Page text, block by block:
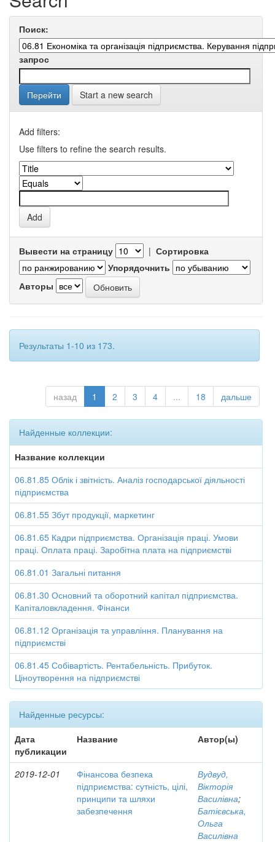
Поиск:
запрос
Start a new search
Add filters:
Use filters to refine the search results.
Вывести на страницу | Сортировка
Упорядочнить
Авторы
Результаты 1-10 из 173.
назад 1 2 3 4 ... 18 дальше
Найденные коллекции:
Название коллекции
06.81.85 Облік і звітність. Аналіз господарської діяльності
підприємства
06.81.55 Збут продукції, маркетинг
06.81.65 Кадри підприємства. Організація праці. Умови
праці. Оплата праці. Заробітна плата на підприємстві
06.81.01 Загальні питання
06.81.30 Основний та оборотний капітал підприємства.
Капіталовкладення. Фінанси
06.81.12 Організація та управління. Планування на
підприємстві
06.81.45 Собівартість. Рентабельність. Прибуток.
Ціноутворення на підприємстві
Найденные ресурсы:
Дата
публикации
Название Автор(ы)
2019-12-01
Фінансова безпека
підприємства: сутність, цілі,
принципи та шляхи
забезпечення
Вудвуд,
Вікторія
Василівна;
Батієвська,
Ольга
Василівна